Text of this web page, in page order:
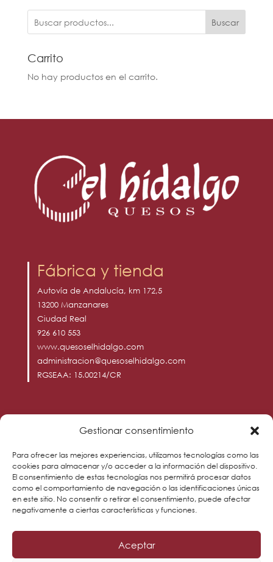
Gestionar consentimiento
Para ofrecer las mejores experiencias, utilizamos tecnologías como las
cookies para almacenar y/o acceder a la información del dispositivo.
El consentimiento de estas tecnologías nos permitirá procesar datos
como el comportamiento de navegación o las identificaciones únicas
en este sitio. No consentir o retirar el consentimiento, puede afectar
negativamente a ciertas características y funciones.
Aceptar
Buscar
Carrito
No hay productos en el carrito.
Fábrica y tienda
Autovía de Andalucía, km 172,5
13200 Manzanares
Ciudad Real
926 610 553
www.quesoselhidalgo.com
administracion@quesoselhidalgo.com
RGSEAA: 15.00214/CR
Horario tienda física
L - V: 8:00 - 15:30 y 16:00 - 20:00
S: 8:00 - 14:00
D: 10:00 - 14:00